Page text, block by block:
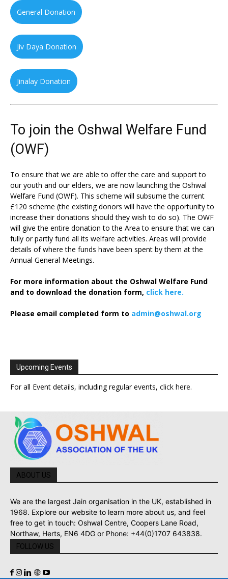
General Donation
Jiv Daya Donation
Jinalay Donation
To join the Oshwal Welfare Fund
(OWF)
To ensure that we are able to offer the care and support to
our youth and our elders, we are now launching the Oshwal
Welfare Fund (OWF). This scheme will subsume the current
£120 scheme (the existing donors will have the opportunity to
increase their donations should they wish to do so). The OWF
will give the entire donation to the Area to ensure that we can
fully or partly fund all its welfare activities. Areas will provide
details of where the funds have been spent by them at the
Annual General Meetings.
For more information about the Oshwal Welfare Fund
and to download the donation form, click here.
Please email completed form to admin@oshwal.org
Upcoming Events
For all Event details, including regular events, click here.
ABOUT US
We are the largest Jain organisation in the UK, established in
1968. Explore our website to learn more about us, and feel
free to get in touch: Oshwal Centre, Coopers Lane Road,
Northaw, Herts, EN6 4DG or Phone: +44(0)1707 643838.
FOLLOW US